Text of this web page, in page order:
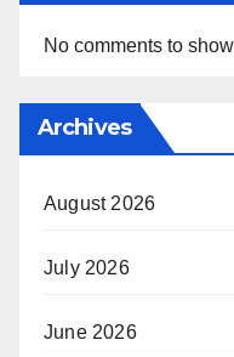
No comments to
Archives
August 2026
July 2026
June 2026